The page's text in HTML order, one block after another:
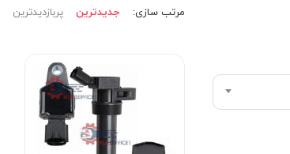
مرتب‌ سازی: جدیدترین پربازدیدترین